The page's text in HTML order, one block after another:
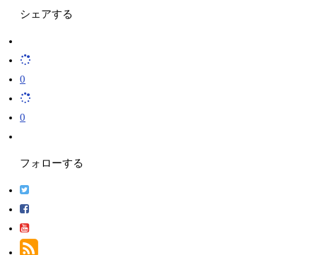
シェアする
0
0
フォローする